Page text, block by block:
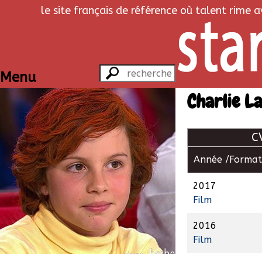
le site français de référence où talent rime
Menu
Charlie
Année / Format
2017
Film
2016
Film